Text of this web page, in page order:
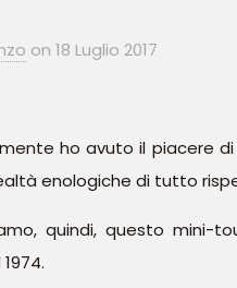
on 18 Luglio 2017
ho avuto il piacere
enologiche di tutto
quindi, questo mini-